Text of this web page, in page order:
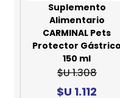
Suplemento
Alimentario
CARMINAL Pets
Protector Gástrico
150 ml
$U 1.308
$U 1.112